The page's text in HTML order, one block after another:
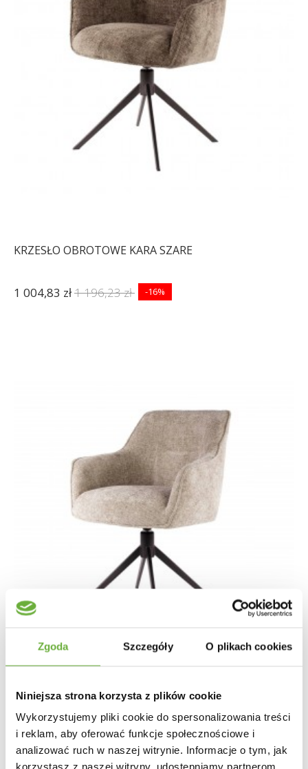
Zgoda Szczegóły O plikach cookies
Niniejsza strona korzysta z plików cookie
Wykorzystujemy pliki cookie do spersonalizowania treści
i reklam, aby oferować funkcje społecznościowe i
analizować ruch w naszej witrynie. Informacje o tym, jak
korzystasz z naszej witryny, udostępniamy partnerom
KRZESŁO OBROTOWE KARA SZARE
1 004,83 zł1 196,23 zł -16%
KRZESŁO OBROTOWE KARA BEŻOWE
1 004,83 zł1 196,23 zł -16%